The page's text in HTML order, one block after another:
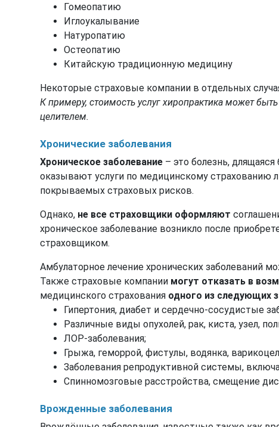
Гомеопатию
Иглоукалывание
Натуропатию
Остеопатию
Китайскую традиционную медицину
Некоторые страховые компании в отдельных
К примеру, стоимость услуг хиропрактика может
целителем.
Хронические заболевания
Хроническое заболевание – это болезнь,
оказывают услуги по медицинскому страхованию
покрываемых страховых рисков.
Однако, не все страховщики оформляют
хроническое заболевание возникло после
страховщиком.
Амбулаторное лечение хронических заболеваний
Также страховые компании могут отказать в
медицинского страхования одного из следующих
Гипертония, диабет и сердечно-сосудистые
Различные виды опухолей, рак, киста, узел,
ЛОР-заболевания;
Грыжа, геморрой, фистулы, водянка,
Заболевания репродуктивной системы,
Спинномозговые расстройства, смещение
Врожденные заболевания